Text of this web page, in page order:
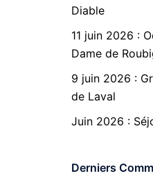
Diable
11 juin 2026 :
Dame de
9 juin 2026 :
de Laval
Juin 2026 :
Derniers